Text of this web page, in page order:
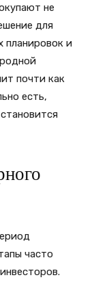
не
для
планировок и
почти как
есть,
часто